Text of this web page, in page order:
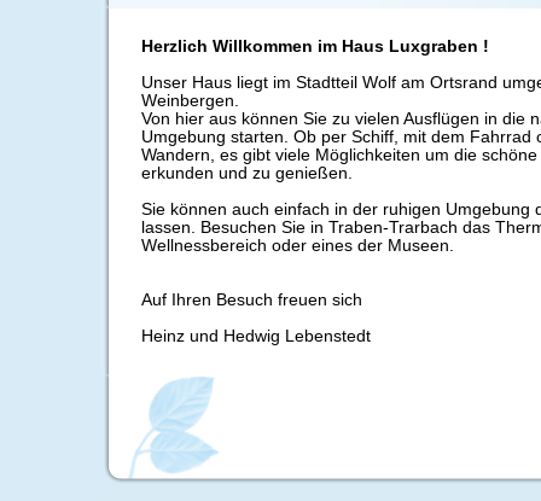
Herzlich Willkommen im Haus Luxgraben !
Unser Haus liegt im Stadtteil Wolf am Ortsrand
Weinbergen.
Von hier aus können Sie zu vielen Ausflügen in die
Umgebung starten. Ob per Schiff, mit dem Fahrrad
Wandern, es gibt viele Möglichkeiten um die
erkunden und zu genießen.
Sie können auch einfach in der ruhigen Umgebung
lassen. Besuchen Sie in Traben-Trarbach das
Wellnessbereich oder eines der Museen.
Auf Ihren Besuch freuen sich
Heinz und Hedwig Lebenstedt